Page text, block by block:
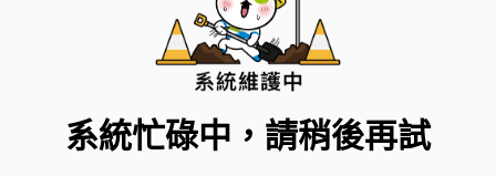
系統忙碌中，請稍後再試